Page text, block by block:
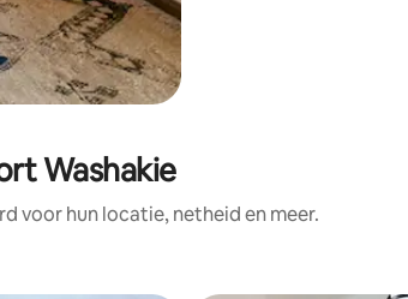
Washakie
voor hun locatie, netheid en meer.